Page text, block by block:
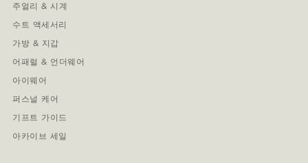
주얼리 & 시계
수트 액세서리
가방 & 지갑
어패럴 & 언더웨어
아이웨어
퍼스널 케어
기프트 가이드
아카이브 세일